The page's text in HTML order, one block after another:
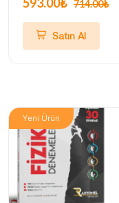
714.00₺
Satın Al
Yeni Ürün